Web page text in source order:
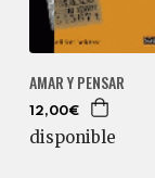
AMAR Y PENSAR
12,00€
disponible